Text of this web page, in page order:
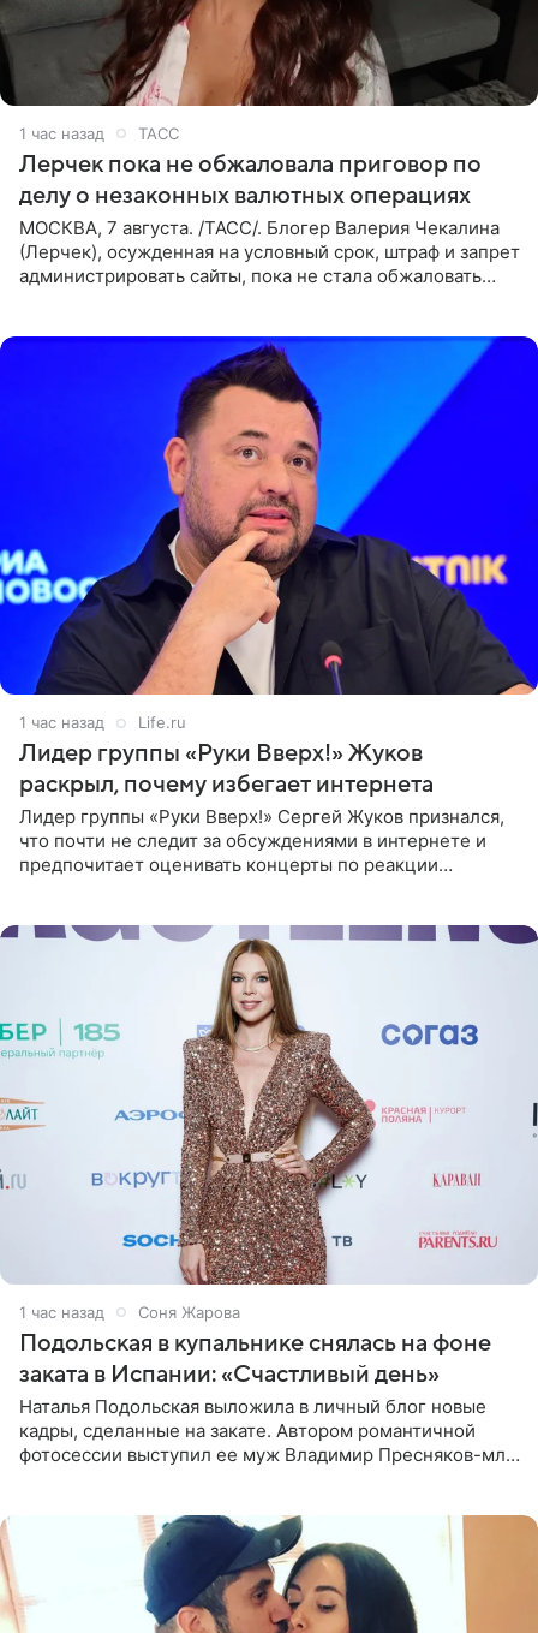
1 час назад ТАСС
Лерчек пока не обжаловала приговор по
делу о незаконных валютных операциях
МОСКВА, 7 августа. /ТАСС/. Блогер Валерия Чекалина
(Лерчек), осужденная на условный срок, штраф и запрет
администрировать сайты, пока не стала обжаловать
1 час назад Life.ru
Лидер группы «Руки Вверх!» Жуков
раскрыл, почему избегает интернета
Лидер группы «Руки Вверх!» Сергей Жуков признался,
что почти не следит за обсуждениями в интернете и
предпочитает оценивать концерты по реакции
1 час назад Соня Жарова
Подольская в купальнике снялась на фоне
заката в Испании: «Счастливый день»
Наталья Подольская выложила в личный блог новые
кадры, сделанные на закате. Автором романтичной
фотосессии выступил ее муж Владимир Пресняков-мл.